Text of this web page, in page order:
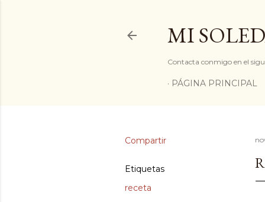
MI
Contacta conmigo en el
PÁGINA PRINCIPAL
Compartir
Etiquetas
receta